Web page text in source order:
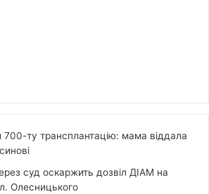
700-ту трансплантацію: мама віддала
суд оскаржить дозвіл ДІАМ на
Олесницького